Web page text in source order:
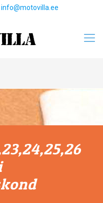
info@motovilla.ee